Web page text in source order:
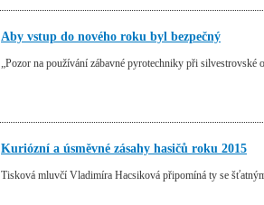
Aby vstup do nového roku byl bezpečný
„Pozor na používání zábavné pyrotechniky při silvestrovské
Kuriózní a úsměvné zásahy hasičů roku 2015
Tisková mluvčí Vladimíra Hacsiková připomíná ty se